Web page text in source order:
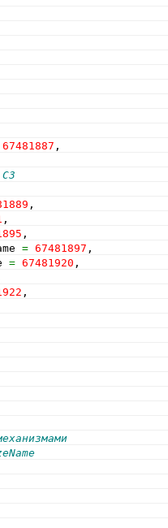
67481887 ,
,
,
,
= 67481897 ,
= 67481920 ,
,